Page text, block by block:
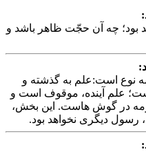
چه آن حجّت ظاهر باشد و
نوع است:علم به گذشته و
علم آینده، موقوف است و
در گوش هاست. این بخش،
رسول دیگری نخواهد بود.